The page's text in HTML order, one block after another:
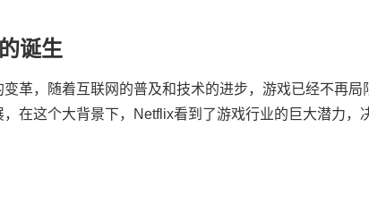
诞生
革，随着互联网的普及和技术的进步，游戏已经不再
在这个大背景下，Netflix看到了游戏行业的巨大潜力，